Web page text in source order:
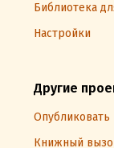
Библиотека
Настройки
Другие
Опубликовать
Книжный